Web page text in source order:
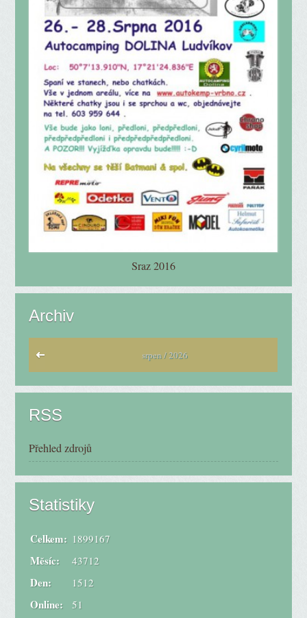
Sraz 2016
Archiv
srpen / 2026
RSS
Přehled zdrojů
Statistiky
Online: 51
Celkem: 1899167
Měsíc: 43712
Den: 1512